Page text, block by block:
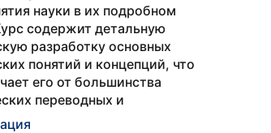
науки в их подробном
содержит детальную
разработку основных
понятий и концепций, что
его от большинства
переводных и